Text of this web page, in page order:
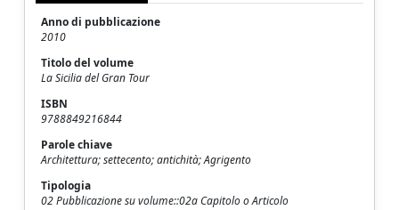
Anno di pubblicazione
2010
Titolo del volume
La Sicilia del Gran Tour
ISBN
9788849216844
Parole chiave
Architettura; settecento; antichità; Agrigento
Tipologia
02 Pubblicazione su volume::02a Capitolo o Articolo